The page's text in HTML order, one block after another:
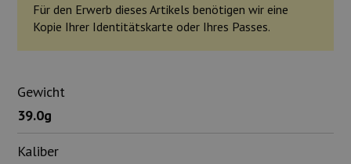
Für den Erwerb dieses Artikels benötigen wir eine
Kopie Ihrer Identitätskarte oder Ihres Passes.
Gewicht
39.0g
Kaliber